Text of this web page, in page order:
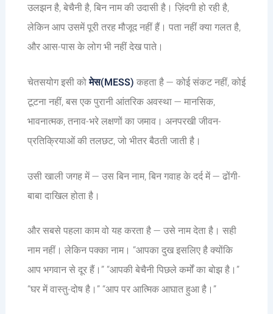
उलझन है, बेचैनी है, बिन नाम की उदासी है। ज़िंदगी हो रही है,
लेकिन आप उसमें पूरी तरह मौजूद नहीं हैं। पता नहीं क्या गलत है,
और आस-पास के लोग भी नहीं देख पाते।
चेतसयोग इसी कोमेस(MESS) कहता है — कोई संकट नहीं, कोई
टूटना नहीं, बस एक पुरानी आंतरिक अवस्था — मानसिक,
भावनात्मक, तनाव-भरे लक्षणों का जमाव। अनपरखी जीवन-
प्रतिक्रियाओं की तलछट, जो भीतर बैठती जाती है।
उसी खाली जगह में — उस बिन नाम, बिन गवाह के दर्द में — ढोंगी-
बाबा दाखिल होता है।
और सबसे पहला काम वो यह करता है — उसे नाम देता है। सही
नाम नहीं। लेकिन पक्का नाम। “आपका दुख इसलिए है क्योंकि
आप भगवान से दूर हैं।” “आपकी बेचैनी पिछले कर्मों का बोझ है।”
“घर में वास्तु-दोष है।” “आप पर आत्मिक आघात हुआ है।”